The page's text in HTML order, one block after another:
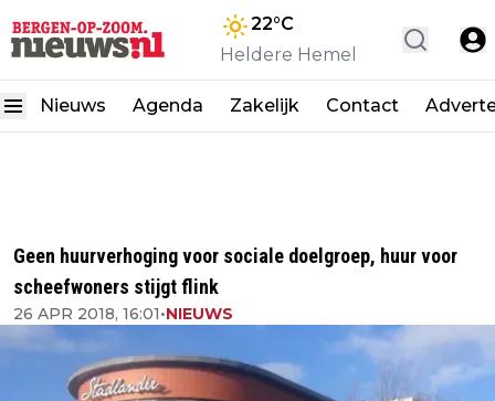
22°C
Heldere Hemel
Nieuws Agenda Zakelijk Contact
Geen huurverhoging voor sociale doelgroep, huur voor
scheefwoners stijgt flink
26 APR 2018, 16:01•NIEUWS